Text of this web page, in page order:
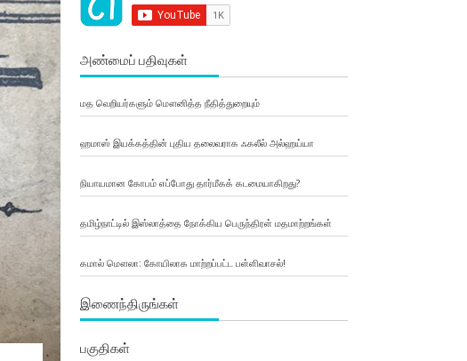
அண்மைப் பதிவுகள்
மத வெறியர்களும் மௌனித்த நீதித்துறையும்
ஹமாஸ் இயக்கத்தின் புதிய தலைவராக ஃகலீல் அல்ஹய்யா
நியாயமான கோபம் எப்போது தார்மீகக் கடமையாகிறது?
தமிழ்நாட்டில் இஸ்லாத்தை நோக்கிய பெருந்திரள் மதமாற்றங்கள்
கமால் மௌலா: கோயிலாக மாற்றப்பட்ட பள்ளிவாசல்!
இணைந்திருங்கள்
பகுதிகள்